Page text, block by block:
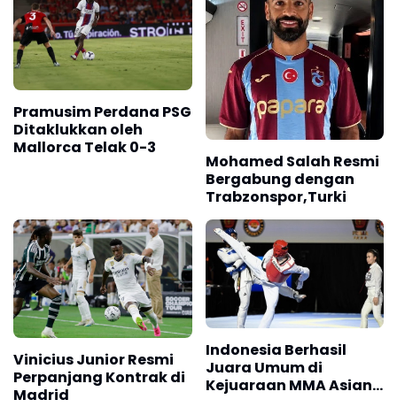
Pramusim Perdana PSG
Ditaklukkan oleh
Mallorca Telak 0-3
Mohamed Salah Resmi
Bergabung dengan
Trabzonspor,Turki
Vinicius Junior Resmi
Perpanjang Kontrak di
Madrid
Indonesia Berhasil
Juara Umum di
Kejuaraan MMA Asian